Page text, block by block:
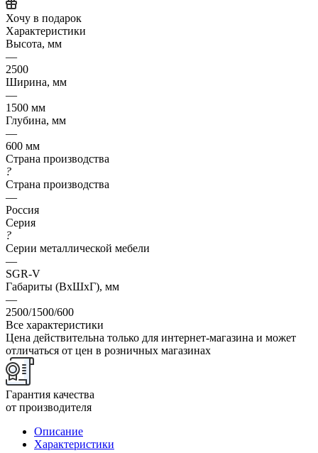
Хочу в подарок
Характеристики
Высота, мм
—
2500
Ширина, мм
—
1500 мм
Глубина, мм
—
600 мм
Страна производства
?
Страна производства
—
Россия
Серия
?
Серии металлической мебели
—
SGR-V
Габариты (ВхШхГ), мм
—
2500/1500/600
Все характеристики
Цена действительна только для интернет-магазина и может
отличаться от цен в розничных магазинах
Гарантия качества
от производителя
Описание
Характеристики